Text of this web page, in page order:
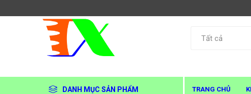
DANH MỤC SẢN PHẨM TRANG CHỦ